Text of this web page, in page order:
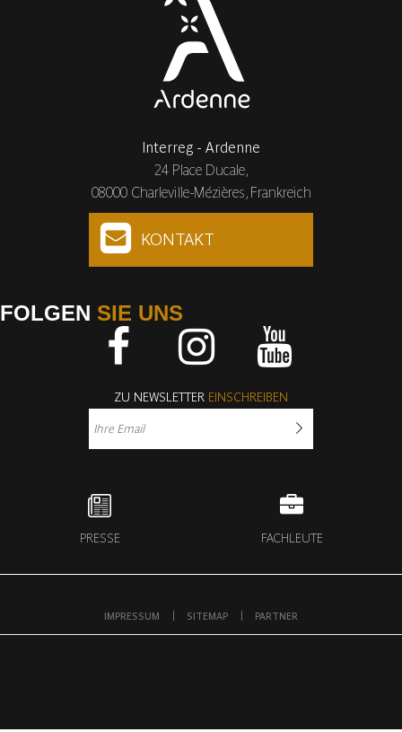
Interreg - Ardenne
24 Place Ducale,
08000 Charleville-Mézières, Frankreich
KONTAKT
FOLGEN SIE UNS
ZU NEWSLETTER EINSCHREIBEN
PRESSE FACHLEUTE
IMPRESSUM SITEMAP PARTNER